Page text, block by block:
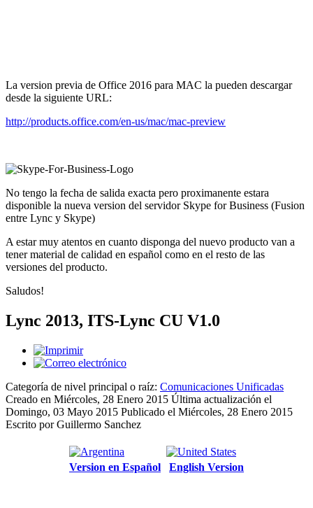
La version previa de Office 2016 para MAC la pueden descargar
desde la siguiente URL:
http://products.office.com/en-us/mac/mac-preview
No tengo la fecha de salida exacta pero proximanente estara
disponible la nueva version del servidor Skype for Business (Fusion
entre Lync y Skype)
A estar muy atentos en cuanto disponga del nuevo producto van a
tener material de calidad en español como en el resto de las
versiones del producto.
Saludos!
Lync 2013, ITS-Lync CU V1.0
Categoría de nivel principal o raíz: Comunicaciones Unificadas
Creado en Miércoles, 28 Enero 2015 Última actualización el
Domingo, 03 Mayo 2015 Publicado el Miércoles, 28 Enero 2015
Escrito por Guillermo Sanchez
Version en Español English Version